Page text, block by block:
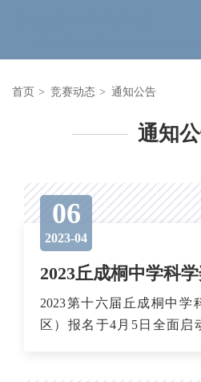
首页 > 竞赛动态 > 通知公告
通知
06
2023-04
2023第十六届丘成桐中学
区）报名于4月5日全面启